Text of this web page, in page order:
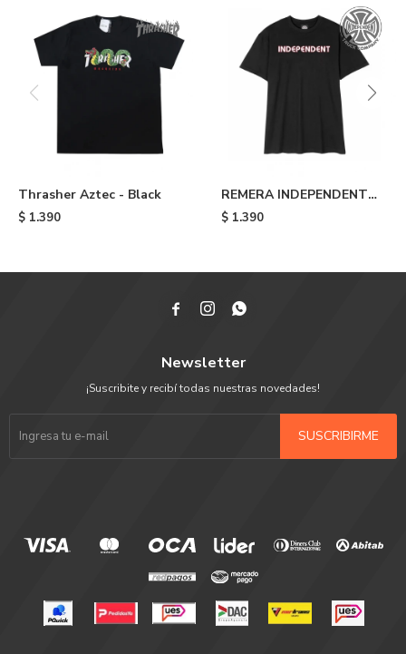
Thrasher Aztec - Black
$ 1.390
REMERA INDEPENDENT
BAUHAUS - Black
$ 1.390
  
Newsletter
¡Suscribite y recibí todas nuestras novedades!
SUSCRIBIRME